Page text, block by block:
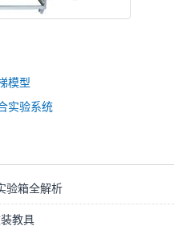
模型
实验系统
验箱全解析
教具